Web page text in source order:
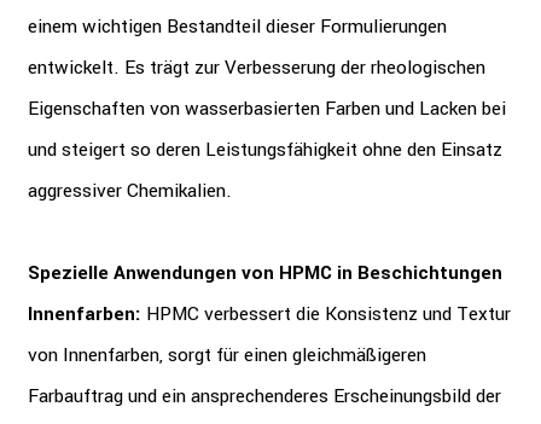
einem wichtigen Bestandteil dieser Formulierungen
entwickelt. Es trägt zur Verbesserung der rheologischen
Eigenschaften von wasserbasierten Farben und Lacken bei
und steigert so deren Leistungsfähigkeit ohne den Einsatz
aggressiver Chemikalien.
Spezielle Anwendungen von HPMC in Beschichtungen
Innenfarben: HPMC verbessert die Konsistenz und Textur
von Innenfarben, sorgt für einen gleichmäßigeren
Farbauftrag und ein ansprechenderes Erscheinungsbild der